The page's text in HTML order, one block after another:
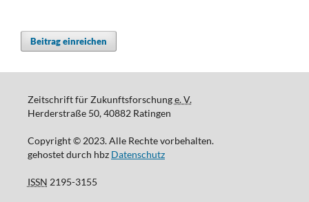
Beitrag einreichen
Zeitschrift für Zukunftsforschunge. V.
Herderstraße 50, 40882 Ratingen
Copyright © 2023. Alle Rechte vorbehalten.
gehostet durch hbz Datenschutz
ISSN 2195-3155